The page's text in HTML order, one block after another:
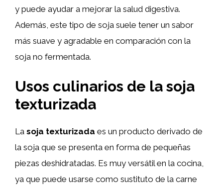
y puede ayudar a mejorar la salud digestiva.
Además, este tipo de soja suele tener un sabor
más suave y agradable en comparación con la
soja no fermentada.
Usos culinarios de la soja
texturizada
La soja texturizada es un producto derivado de
la soja que se presenta en forma de pequeñas
piezas deshidratadas. Es muy versátil en la cocina,
ya que puede usarse como sustituto de la carne